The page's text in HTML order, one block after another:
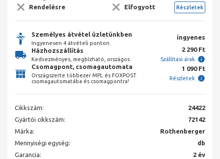
Rendelésre Elfogyott Részletek
Személyes átvétel üzletünkben
Ingyenesen 4 átvételi ponton.
ingyenes
Házhozszállítás
Kedvezményes, megbízható, országos.
2 290 Ft
Szállítási árak
Csomagpont, csomagautomata
Országszerte többezer MPL és FOXPOST
csomagautomatába és csomagpontra!
1 090 Ft
Részletek
Cikkszám:
24422
Gyártói cikkszám:
72142
Márka:
Rothenberger
Mennyiségi egység:
db
Garancia:
2 év